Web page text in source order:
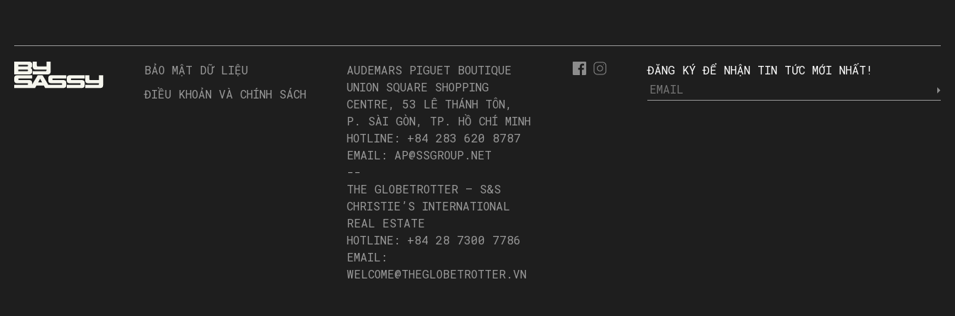
BẢO MẬT DỮ LIỆU
ĐIỀU KHOẢN VÀ CHÍNH SÁCH
AUDEMARS PIGUET BOUTIQUE
UNION SQUARE SHOPPING
CENTRE, 53 LÊ THÁNH TÔN,
P. SÀI GÒN, TP. HỒ CHÍ MINH
HOTLINE: +84 283 620 8787
EMAIL: AP@SSGROUP.NET
--
THE GLOBETROTTER – S&S
CHRISTIE’S INTERNATIONAL
REAL ESTATE
HOTLINE: +84 28 7300 7786
EMAIL:
WELCOME@THEGLOBETROTTER.VN
ĐĂNG KÝ ĐỂ NHẬN TIN TỨC MỚI NHẤT!